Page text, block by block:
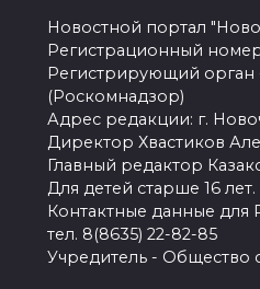
Новостной портал
Регистрационный
Регистрирующий орган
(Роскомнадзор)
Адрес редакции: г.
Директор Хвастиков
Главный редактор
Для детей старше 16 лет.
Контактные данные для
тел. 8(8635) 22-82-85
Учредитель - Общество